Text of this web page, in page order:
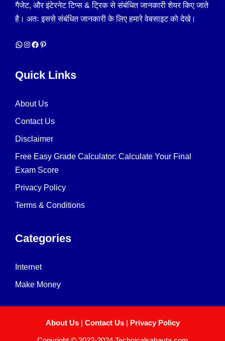
गैजेट, और इंटेरनेट टिप्स & ट्रिक से संबंधित जानकारी शेयर किए जाते
है। अतः इससे संबंधित जानकारी के लिए हमारे वेबसाइट को देखे।
WhatsApp
Instagram
Facebook
Pinterest
Quick Links
About Us
Contact Us
Disclaimer
Free Easy Grade Calculator: Calculate Your Final
Exam Score
Privacy Policy
Terms & Conditions
Categories
Internet
Make Money
About Us| Contact Us| Privacy Policy